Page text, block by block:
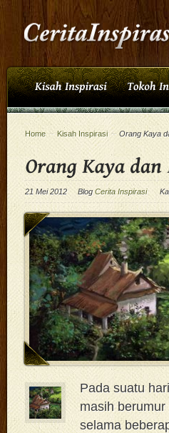
Home ~ Kisah Inspirasi ~ Orang Kaya
21 Mei 2012 BlogCerita Inspirasi
Pada suatu
masih
selama